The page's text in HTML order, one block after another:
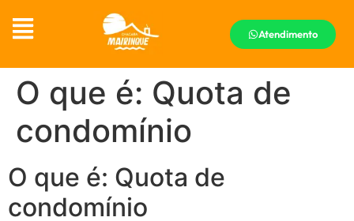
Atendimento
O que é: Quota de
condomínio
O que é: Quota de
condomínio